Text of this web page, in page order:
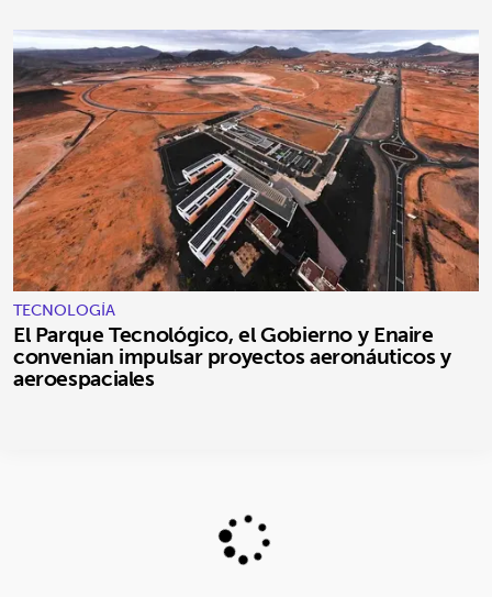
TECNOLOGÍA
El Parque Tecnológico, el Gobierno y Enaire
convenian impulsar proyectos aeronáuticos y
aeroespaciales